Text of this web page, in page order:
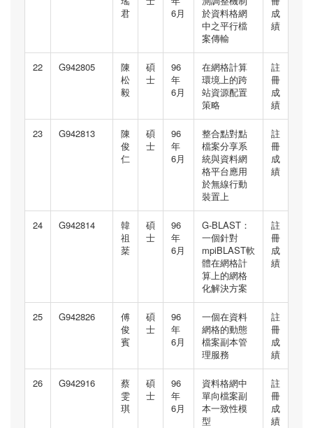
君
6月
於資料格網
中之平行檔
案傳輸
成
績
22 G942805
陳
松
毅
碩
士
96
年
6月
在網格計算
環境上的跨
站資源配置
策略
註
冊
成
績
23 G942813
陳
俊
仁
碩
士
96
年
6月
整合點對點
檔案分享系
統與資料網
格平台應用
於無線行動
裝置上
註
冊
成
績
24 G942814
韓
祖
棻
碩
士
96
年
6月
G-BLAST：
一個針對
mpiBLAST軟
體在網格計
算上的網格
化解決方案
註
冊
成
績
25 G942826
傅
俊
賓
碩
士
96
年
6月
一個在資料
網格的動態
檔案副本管
理服務
註
冊
成
績
26 G942916
蔡
雯
琪
碩
士
96
年
6月
資料格網中
單向檔案副
本一致性模
型
註
冊
成
績